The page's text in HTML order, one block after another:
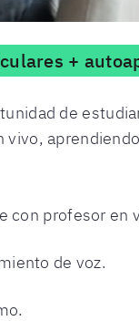
+
de
con profesor en
de voz.